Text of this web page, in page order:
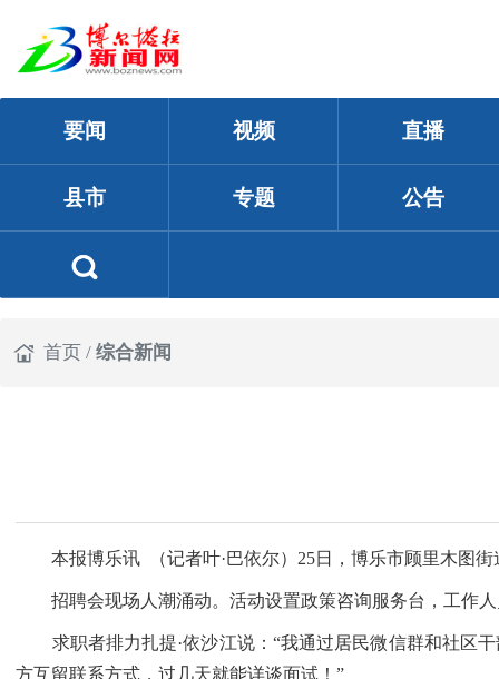
要闻 视频 直播
县市 专题 公告
首页/综合新闻
本报博乐讯 （记者叶·巴依尔）25日，博乐市顾里木图街
招聘会现场人潮涌动。活动设置政策咨询服务台，工作人
求职者排力扎提·依沙江说：“我通过居民微信群和社区干
方互留联系方式，过几天就能详谈面试！”